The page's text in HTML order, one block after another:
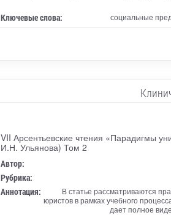
Ключевые слова: социальные
VII Арсентьевские чтения «Парадигмы
И.Н. Ульянова) Том 2
Автор:
Рубрика:
Аннотация:
В статье рассматриваются
юристов в рамках учебного
дает полное